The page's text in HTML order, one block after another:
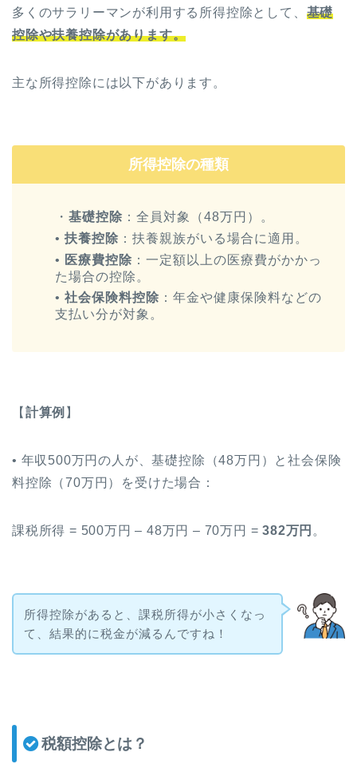
多くのサラリーマンが利用する所得控除として、 基礎
控除や扶養控除があります。
主な所得控除には以下があります。
所得控除の種類
・ 基礎控除 ：全員対象（48万円）。
• 扶養控除 ：扶養親族がいる場合に適用。
• 医療費控除 ：一定額以上の医療費がかかっ
た場合の控除。
• 社会保険料控除 ：年金や健康保険料などの
支払い分が対象。
【 計算例 】
• 年収500万円の人が、基礎控除（48万円）と社会保険
料控除（70万円）を受けた場合：
課税所得 = 500万円 – 48万円 – 70万円 =382万円 。
所得控除があると、課税所得が小さくなっ
て、結果的に税金が減るんですね！
税額控除とは？